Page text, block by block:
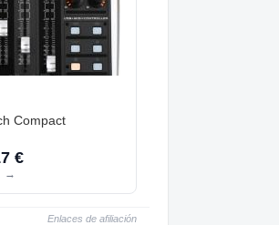
Compact
€
→
Enlaces de afiliación